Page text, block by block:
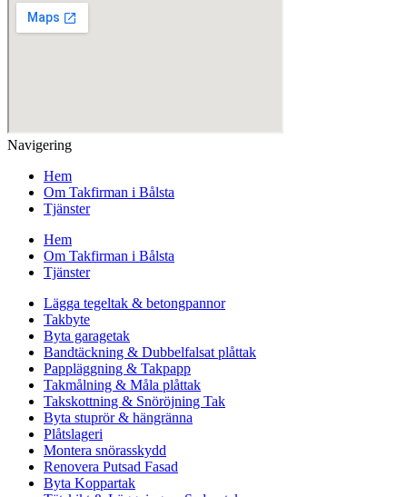
Navigering
Hem
Om Takfirman i Bålsta
Tjänster
Hem
Om Takfirman i Bålsta
Tjänster
Lägga tegeltak & betongpannor
Takbyte
Byta garagetak
Bandtäckning & Dubbelfalsat plåttak
Pappläggning & Takpapp
Takmålning & Måla plåttak
Takskottning & Snöröjning Tak
Byta stuprör & hängränna
Plåtslageri
Montera snörasskydd
Renovera Putsad Fasad
Byta Koppartak